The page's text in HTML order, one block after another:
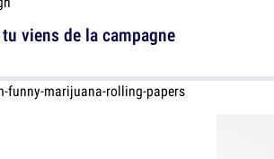
viens de la campagne